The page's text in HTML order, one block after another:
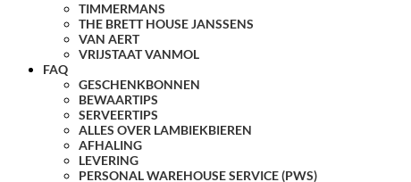
TIMMERMANS
THE BRETT HOUSE JANSSENS
VAN AERT
VRIJSTAAT VANMOL
FAQ
GESCHENKBONNEN
BEWAARTIPS
SERVEERTIPS
ALLES OVER LAMBIEKBIEREN
AFHALING
LEVERING
PERSONAL WAREHOUSE SERVICE (PWS)